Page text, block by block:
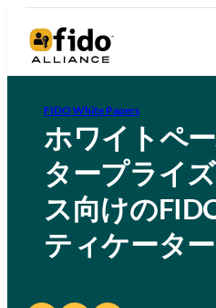
FIDO White Papers
ホワイトペ
タープライ
ス向けの
ティケータ